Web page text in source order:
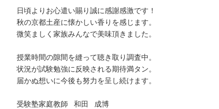
日頃よりお心遣い賜り誠に感謝感激です！
秋の京都土産に懐かしい香りを感じます。
微笑ましく家族みんなで美味頂きました。
授業時間の隙間を縫って聴き取り調査中。
状況が試験勉強に反映される期待満タン。
届かぬ想いに今後も努力を呈し続けます。
受験塾家庭教師 和田 成博